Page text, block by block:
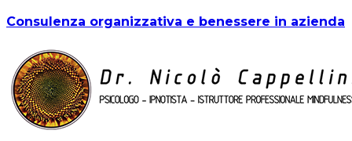
Consulenza organizzativa e benessere in azienda